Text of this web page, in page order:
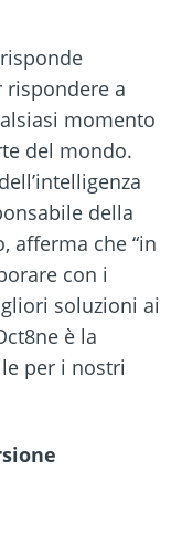
rispondere a
momento
del mondo.
della
afferma che “in
con i
soluzioni ai
è la
per i nostri